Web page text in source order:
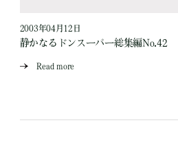
2003年04月12日
静かなるドンスーパー総集編No.42
Read more